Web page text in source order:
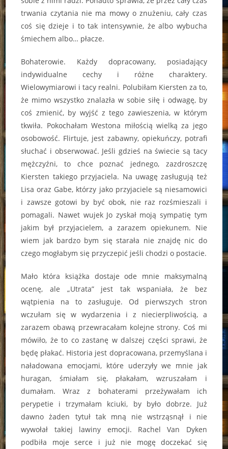
trwania czytania nie ma mowy o znużeniu, cały czas
coś się dzieje i to tak intensywnie, że albo wybucha
śmiechem albo… płacze.
Bohaterowie. Każdy dopracowany, posiadający
indywidualne cechy i różne charaktery.
Wielowymiarowi i tacy realni. Polubiłam Kiersten za to,
że mimo wszystko znalazła w sobie siłę i odwagę, by
coś zmienić, by wyjść z tego zawieszenia, w którym
tkwiła. Pokochałam Westona miłością wielką za jego
osobowość. Flirtuje, jest zabawny, opiekuńczy, potrafi
słuchać i obserwować. Jeśli gdzieś na świecie są tacy
mężczyźni, to chce poznać jednego, zazdroszczę
Kiersten takiego przyjaciela. Na uwagę zasługują też
Lisa oraz Gabe, którzy jako przyjaciele są niesamowici
i zawsze gotowi by być obok, nie raz rozśmieszali i
pomagali. Nawet wujek Jo zyskał moją sympatię tym
jakim był przyjacielem, a zarazem opiekunem. Nie
wiem jak bardzo bym się starała nie znajdę nic do
czego mogłabym się przyczepić jeśli chodzi o postacie.
Mało która książka dostaje ode mnie maksymalną
ocenę, ale „Utrata” jest tak wspaniała, że bez
wątpienia na to zasługuje. Od pierwszych stron
wczułam się w wydarzenia i z niecierpliwością, a
zarazem obawą przewracałam kolejne strony. Coś mi
mówiło, że to co zastanę w dalszej części sprawi, że
będę płakać. Historia jest dopracowana, przemyślana i
naładowana emocjami, które uderzyły we mnie jak
huragan, śmiałam się, płakałam, wzruszałam i
dumałam. Wraz z bohaterami przeżywałam ich
perypetie i trzymałam kciuki, by było dobrze. Już
dawno żaden tytuł tak mną nie wstrząsnął i nie
wywołał takiej lawiny emocji. Rachel Van Dyken
podbiła moje serce i już nie mogę doczekać się